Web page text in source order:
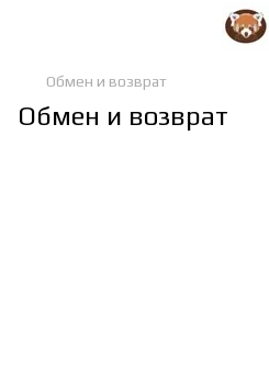
Обмен и возврат
Обмен и возврат